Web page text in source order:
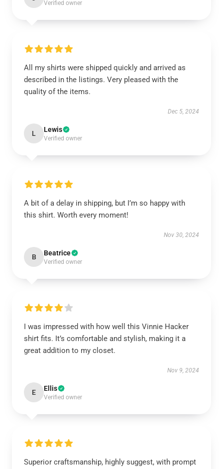
Verified owner
All my shirts were shipped quickly and arrived as
described in the listings. Very pleased with the
quality of the items.
Dec 5, 2024
L Lewis
Verified owner
A bit of a delay in shipping, but I’m so happy with
this shirt. Worth every moment!
Nov 30, 2024
B Beatrice
Verified owner
I was impressed with how well this Vinnie Hacker
shirt fits. It’s comfortable and stylish, making it a
great addition to my closet.
Nov 9, 2024
E Ellis
Verified owner
Superior craftsmanship, highly suggest, with prompt